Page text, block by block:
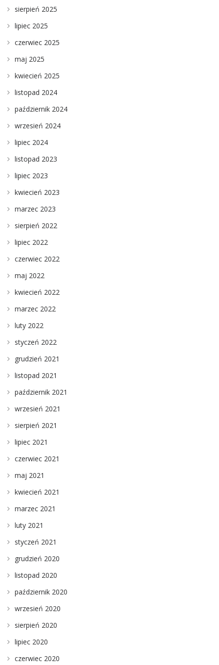
sierpień 2025
lipiec 2025
czerwiec 2025
maj 2025
kwiecień 2025
listopad 2024
październik 2024
wrzesień 2024
lipiec 2024
listopad 2023
lipiec 2023
kwiecień 2023
marzec 2023
sierpień 2022
lipiec 2022
czerwiec 2022
maj 2022
kwiecień 2022
marzec 2022
luty 2022
styczeń 2022
grudzień 2021
listopad 2021
październik 2021
wrzesień 2021
sierpień 2021
lipiec 2021
czerwiec 2021
maj 2021
kwiecień 2021
marzec 2021
luty 2021
styczeń 2021
grudzień 2020
listopad 2020
październik 2020
wrzesień 2020
sierpień 2020
lipiec 2020
czerwiec 2020